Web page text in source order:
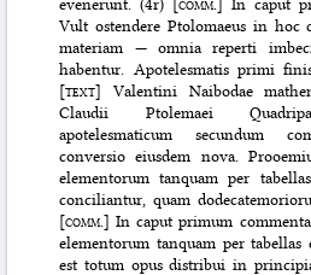
evenerunt. (4r) [comm.] In caput
Vult ostendere Ptolomaeus in hoc
materiam — omnia reperti
habentur. Apotelesmatis primi
[text] Valentini Naibodae
Claudii Ptolemaei
apotelesmaticum secundum
conversio eiusdem nova.
elementorum tanquam per
conciliantur, quam
[comm.] In caput primum
elementorum tanquam per tabellas
est totum opus distribui in